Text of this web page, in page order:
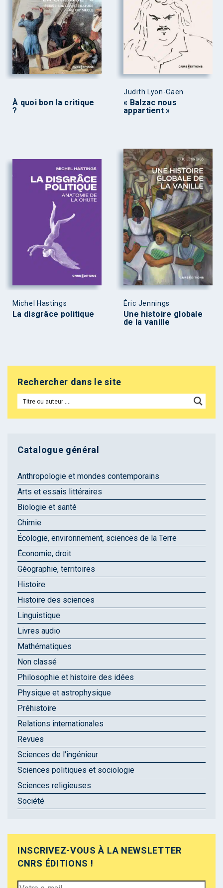
À quoi bon la critique
?
Judith Lyon-Caen
« Balzac nous
appartient »
Michel Hastings
La disgrâce politique
Éric Jennings
Une histoire globale
de la vanille
Rechercher dans le site
Catalogue général
Anthropologie et mondes contemporains
Arts et essais littéraires
Biologie et santé
Chimie
Écologie, environnement, sciences de la Terre
Économie, droit
Géographie, territoires
Histoire
Histoire des sciences
Linguistique
Livres audio
Mathématiques
Non classé
Philosophie et histoire des idées
Physique et astrophysique
Préhistoire
Relations internationales
Revues
Sciences de l'ingénieur
Sciences politiques et sociologie
Sciences religieuses
Société
INSCRIVEZ-VOUS À LA NEWSLETTER
CNRS ÉDITIONS !